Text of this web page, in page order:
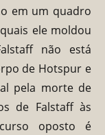
em um quadro
ele moldou
não está
de Hotspur e
pela morte de
de Falstaff às
oposto é